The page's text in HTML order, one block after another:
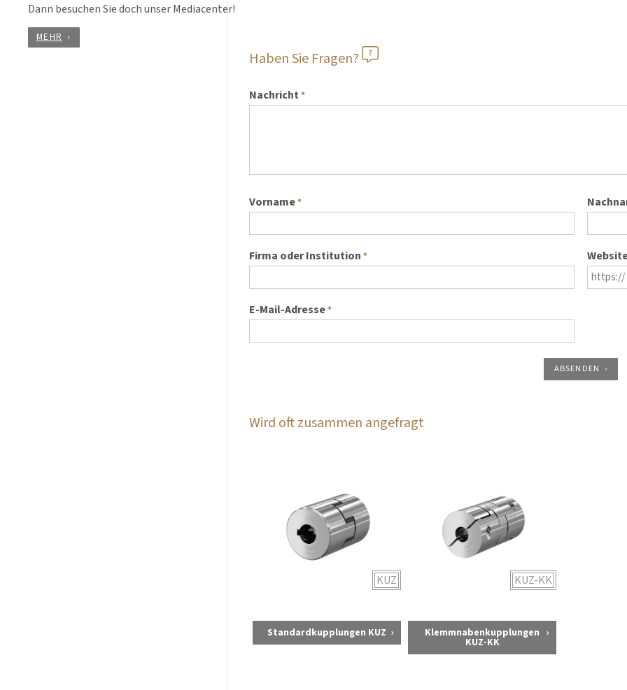
Dann besuchen Sie doch unser Mediacenter!
MEHR
Haben Sie Fragen?
Nachricht*
Vorname*
Firma oder Institution *
E-Mail-Adresse*
ABSENDEN
Wird oft zusammen angefragt
KUZ
Standardkupplungen KUZ
KUZ-KK
Klemmnabenkupplungen
KUZ-KK